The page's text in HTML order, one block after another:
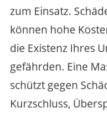
zum Einsatz.
können hohe
die Existenz Ihres
gefährden. Eine
schützt gegen
Kurzschluss,